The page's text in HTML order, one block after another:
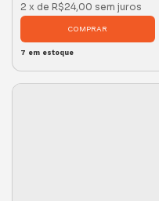
2 x de R$24,00 sem juros
7 em estoque